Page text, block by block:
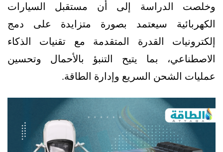
وخلصت الدراسة إلى أن مستقبل السيارات
الكهربائية سيعتمد بصورة متزايدة على دمج
إلكترونيات القدرة المتقدمة مع تقنيات الذكاء
الاصطناعي، بما يتيح التنبؤ بالأحمال وتحسين
عمليات الشحن السريع وإدارة الطاقة.